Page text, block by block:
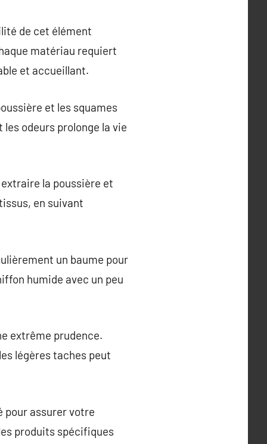
de cet élément
matériau requiert
et accueillant.
et les squames
les odeurs prolonge la vie
la poussière et
en suivant
un baume pour
humide avec un peu
extrême prudence.
légères taches peut
pour assurer votre
produits spécifiques